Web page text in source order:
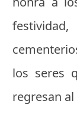
los seres
regresan